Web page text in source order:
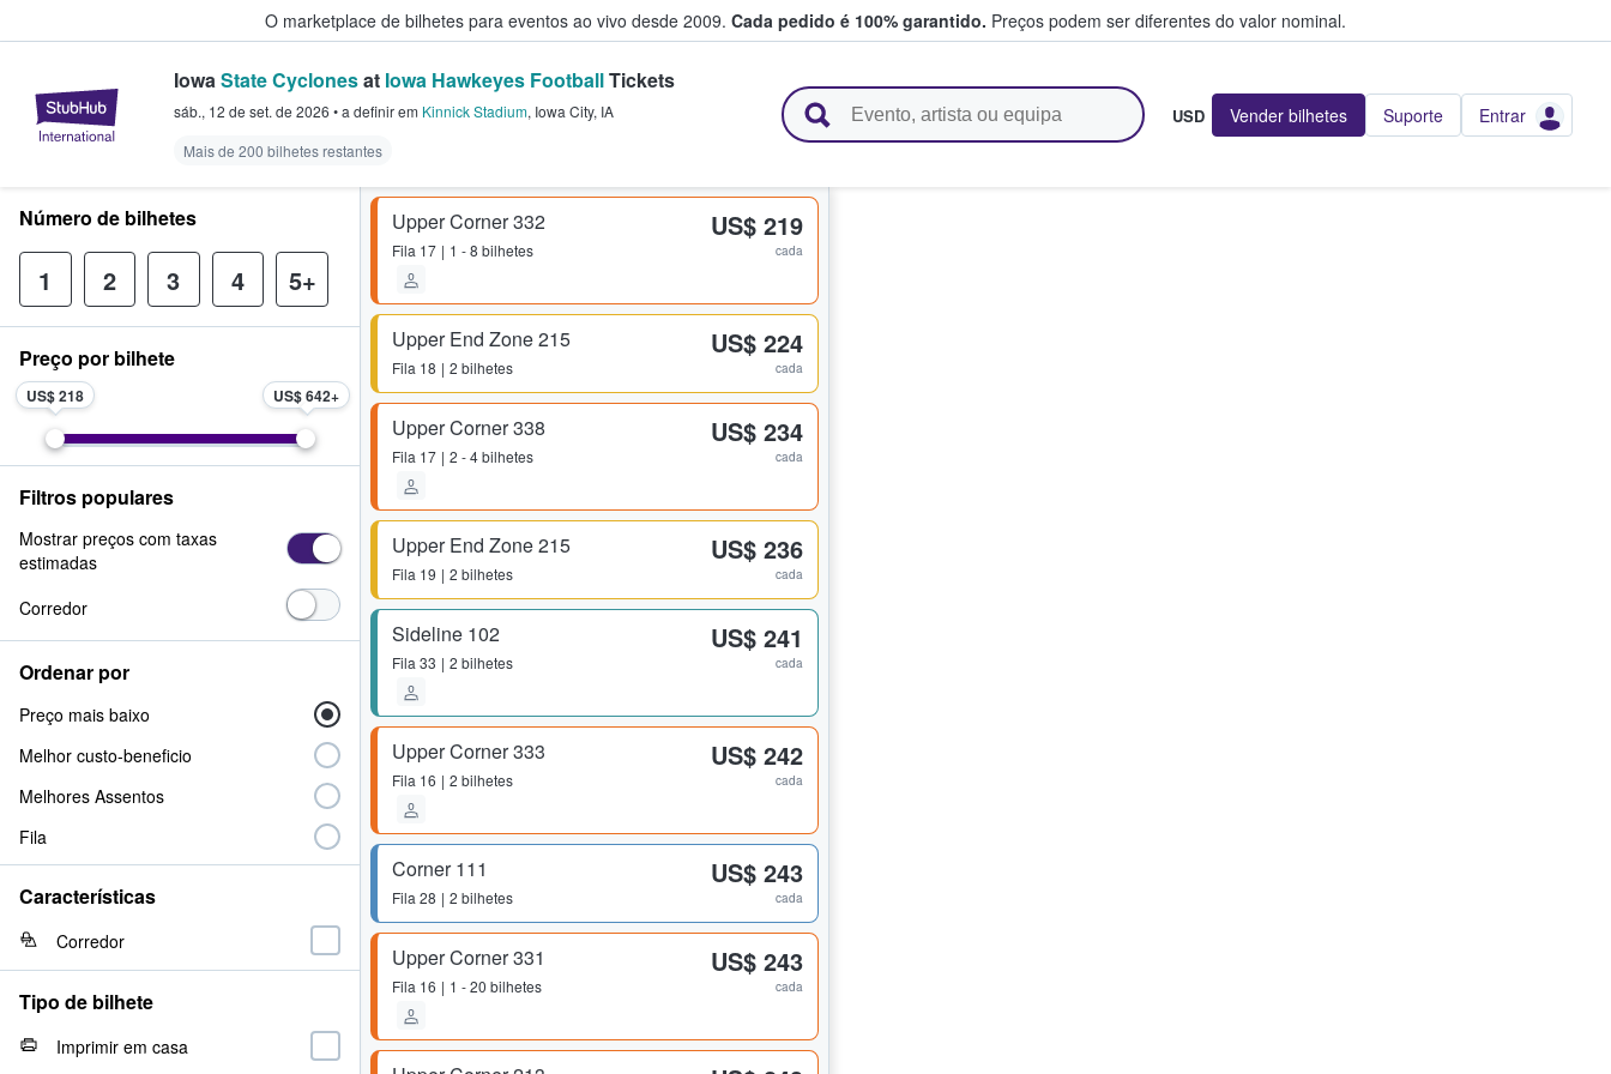
O marketplace de bilhetes para eventos ao vivo desde 2009. Cada pedido é 100% garantido. Preços podem ser diferentes do valor nominal.
StubHub – onde os fãs compram e vendem bilhetes
IowaState Cyclonesat Iowa Hawkeyes FootballTickets
sáb., 12 de set. de 2026 •a definirem Kinnick Stadium, Iowa City, IA
Mais de 200 bilhetes restantes
USD Vender bilhetes Suporte Entrar
Upper Corner 332
Fila 17 1 - 8 bilhetes
US$ 219
cada
Upper End Zone 215
Fila 18 2 bilhetes
US$ 224
cada
Upper Corner 338
Fila 17 2 - 4 bilhetes
US$ 234
cada
Upper End Zone 215
Fila 19 2 bilhetes
US$ 236
cada
Sideline 102
Fila 33 2 bilhetes
US$ 241
cada
Upper Corner 333
Fila 16 2 bilhetes
US$ 242
cada
Corner 111
Fila 28 2 bilhetes
US$ 243
cada
Upper Corner 331
Fila 16 1 - 20 bilhetes
US$ 243
cada
Número de bilhetes
1 2 3 4 5+
Preço por bilhete
US$ 218 US$ 642
Filtros populares
Mostrar preços com taxas
estimadas
Corredor
Ordenar por
Preço mais baixo
Melhor custo-beneficio
Melhores Assentos
Fila
Características
Corredor
Tipo de bilhete
Imprimir em casa